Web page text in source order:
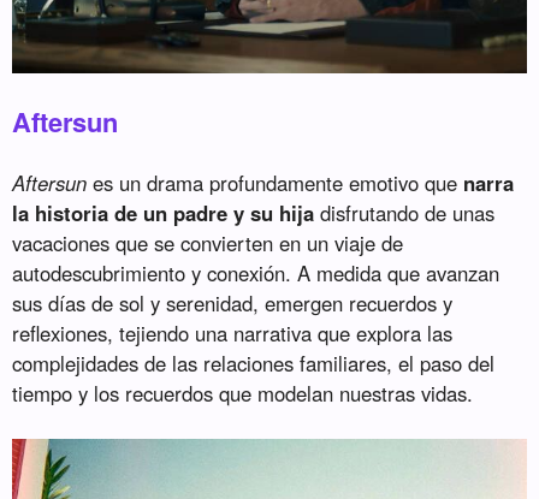
Aftersun
Aftersun es un drama profundamente emotivo que narra
la historia de un padre y su hija disfrutando de unas
vacaciones que se convierten en un viaje de
autodescubrimiento y conexión. A medida que avanzan
sus días de sol y serenidad, emergen recuerdos y
reflexiones, tejiendo una narrativa que explora las
complejidades de las relaciones familiares, el paso del
tiempo y los recuerdos que modelan nuestras vidas.